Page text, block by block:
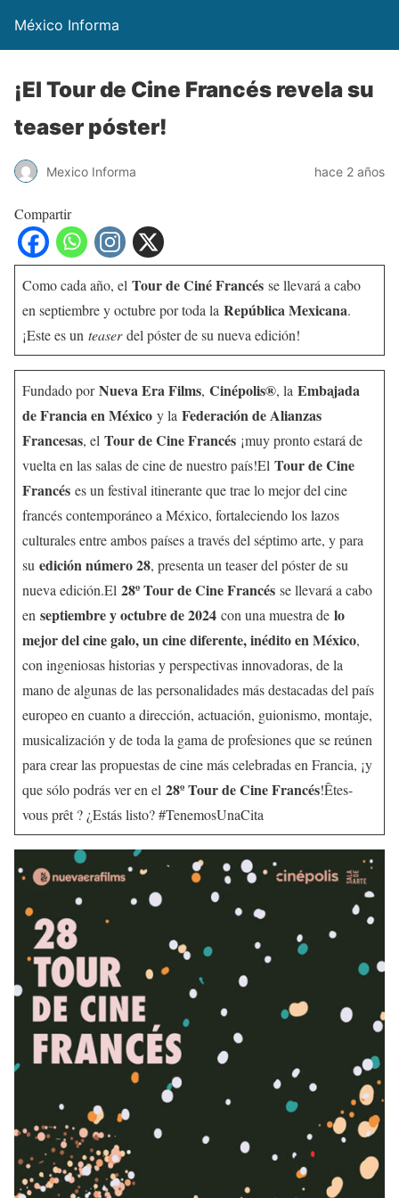
México Informa
¡El Tour de Cine Francés revela su
teaser póster!
Mexico Informa hace 2 años
Compartir
Como cada año, el Tour de Ciné Francés se llevará a cabo
en septiembre y octubre por toda la República Mexicana.
¡Este es un teaserdel póster de su nueva edición!
Fundado porNueva Era Films, Cinépolis®, la Embajada
de Francia en México y la Federación de Alianzas
Francesas, el Tour de Cine Francés ¡muy pronto estará de
vuelta en las salas de cine de nuestro país!El Tour de Cine
Francés es un festival itinerante que trae lo mejor del cine
francés contemporáneo a México, fortaleciendo los lazos
culturales entre ambos países a través del séptimo arte, y para
su edición número 28, presenta un teaser del póster de su
nueva edición.El 28º Tour de Cine Francés se llevará a cabo
en septiembre y octubre de 2024 con una muestra de lo
mejor del cine galo, un cine diferente, inédito en México,
con ingeniosas historias y perspectivas innovadoras, de la
mano de algunas de las personalidades más destacadas del país
europeo en cuanto a dirección, actuación, guionismo, montaje,
musicalización y de toda la gama de profesiones que se reúnen
para crear las propuestas de cine más celebradas en Francia, ¡y
que sólo podrás ver en el 28º Tour de Cine Francés!Êtes-
vous prêt ? ¿Estás listo? #TenemosUnaCita